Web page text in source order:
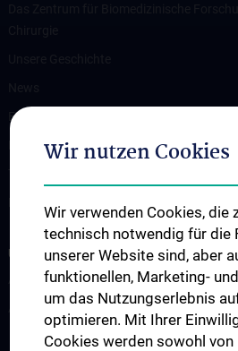
Events
Publikationen
UNSERE ABTEILUNGEN
Abteilung für Medikamenten- und
Abteilung Training und Simulation
Wir nutzen Cookies
Wir verwenden Cookies, die
technisch notwendig für die
unserer Website sind, aber
funktionellen, Marketing-
um das Nutzungserlebnis
optimieren. Mit Ihrer
Cookies werden sowohl von